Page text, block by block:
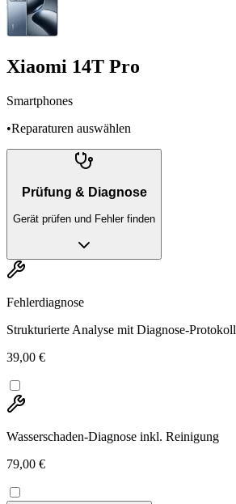
Xiaomi 14T Pro
Smartphones
•Reparaturen auswählen
Prüfung & Diagnose
Gerät prüfen und Fehler finden
Fehlerdiagnose
Strukturierte Analyse mit Diagnose-Protokoll
39,00 €
Wasserschaden-Diagnose inkl. Reinigung
79,00 €